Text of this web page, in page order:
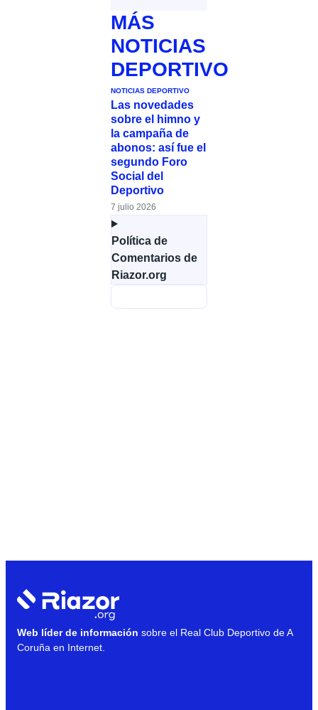
MÁS
NOTICIAS
DEPORTIVO
NOTICIAS DEPORTIVO
Las novedades
sobre el himno y
la campaña de
abonos: así fue el
segundo Foro
Social del
Deportivo
7 julio 2026
Política de
Comentarios de
Riazor.org
Web líder de información sobre el Real Club Deportivo de A
Coruña en Internet.